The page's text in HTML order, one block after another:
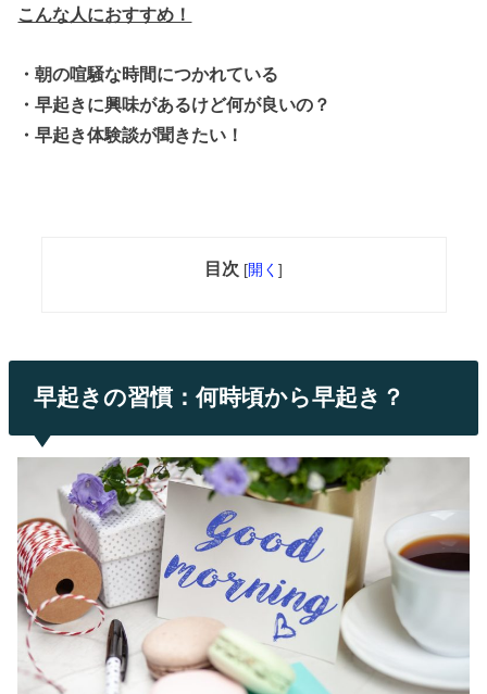
こんな人におすすめ！
・朝の喧騒な時間につかれている
・早起きに興味があるけど何が良いの？
・早起き体験談が聞きたい！
目次 [開く ]
早起きの習慣：何時頃から早起き？